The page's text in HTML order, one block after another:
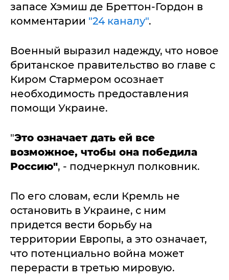
запасе Хэмиш де Бреттон-Гордон в
комментарии "24 каналу".
Военный выразил надежду, что новое
британское правительство во главе с
Киром Стармером осознает
необходимость предоставления
помощи Украине.
"Это означает дать ей все
возможное, чтобы она победила
Россию", - подчеркнул полковник.
По его словам, если Кремль не
остановить в Украине, с ним
придется вести борьбу на
территории Европы, а это означает,
что потенциально война может
перерасти в третью мировую.